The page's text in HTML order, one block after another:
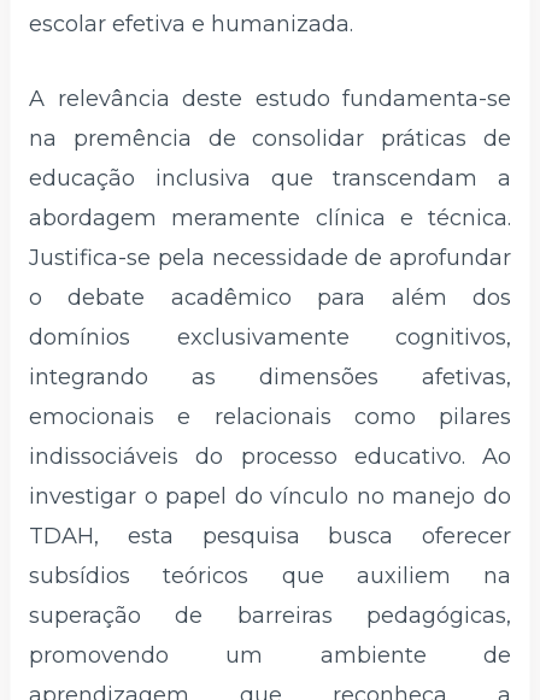
escolar efetiva e humanizada.
A relevância deste estudo fundamenta-se
na premência de consolidar práticas de
educação inclusiva que transcendam a
abordagem meramente clínica e técnica.
Justifica-se pela necessidade de aprofundar
o debate acadêmico para além dos
domínios exclusivamente cognitivos,
integrando as dimensões afetivas,
emocionais e relacionais como pilares
indissociáveis do processo educativo. Ao
investigar o papel do vínculo no manejo do
TDAH, esta pesquisa busca oferecer
subsídios teóricos que auxiliem na
superação de barreiras pedagógicas,
promovendo um ambiente de